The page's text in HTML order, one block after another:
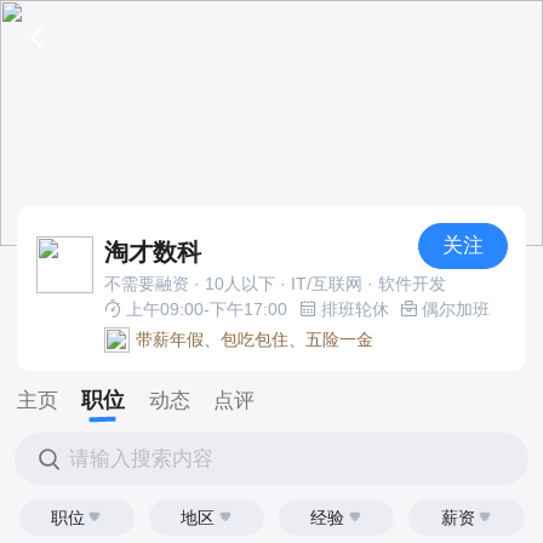
淘才数科 关注
不需要融资 · 10人以下 · IT/互联网 · 软件开发
上午09:00-下午17:00
排班轮休
偶尔加班
带薪年假、包吃包住、五险一金
主页 职位 动态 点评
请输入搜索内容
职位 地区 经验 薪资